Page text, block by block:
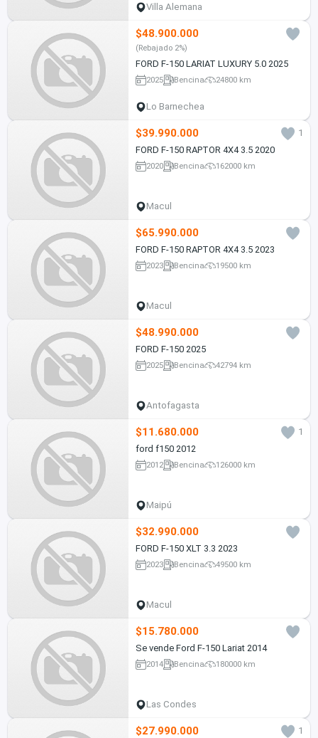
Villa Alemana
$48.900.000
(Rebajado 2%)
FORD F-150 LARIAT LUXURY 5.0 2025
2025 Bencina 24800 km
Lo Barnechea
$39.990.000
1
FORD F-150 RAPTOR 4X4 3.5 2020
2020 Bencina 162000 km
Macul
$65.990.000
FORD F-150 RAPTOR 4X4 3.5 2023
2023 Bencina 19500 km
Macul
$48.990.000
FORD F-150 2025
2025 Bencina 42794 km
Antofagasta
$11.680.000
1
ford f150 2012
2012 Bencina 126000 km
Maipú
$32.990.000
FORD F-150 XLT 3.3 2023
2023 Bencina 49500 km
Macul
$15.780.000
Se vende Ford F-150 Lariat 2014
2014 Bencina 180000 km
Las Condes
$27.990.000 1